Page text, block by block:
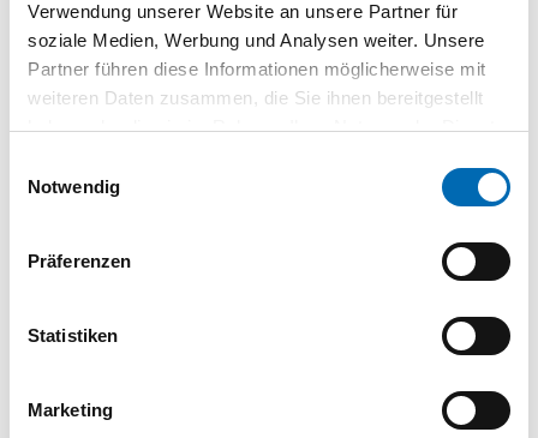
Verwendung unserer Website an unsere Partner für
soziale Medien, Werbung und Analysen weiter. Unsere
Partner führen diese Informationen möglicherweise mit
weiteren Daten zusammen, die Sie ihnen bereitgestellt
haben oder die sie im Rahmen Ihrer Nutzung der Dienste
Notwendig
Präferenzen
Statistiken
Marketing
Spanplattenschraube
4,0x70 TG PZ 2 WE-VZ
Senkkopf
4,5x40 TG PZ 2 WE-VZ
Spanplattenschraube